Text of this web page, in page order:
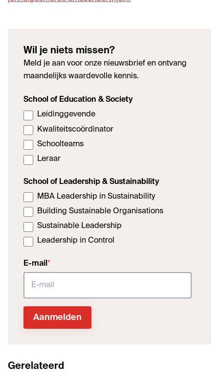
Wil je niets missen?
Meld je aan voor onze nieuwsbrief en ontvang
maandelijks waardevolle kennis.
School of Education & Society
Leidinggevende
Kwaliteitscoördinator
Schoolteams
Leraar
School of Leadership & Sustainability
MBA Leadership in Sustainability
Building Sustainable Organisations
Sustainable Leadership
Leadership in Control
E-mail *
Gerelateerd